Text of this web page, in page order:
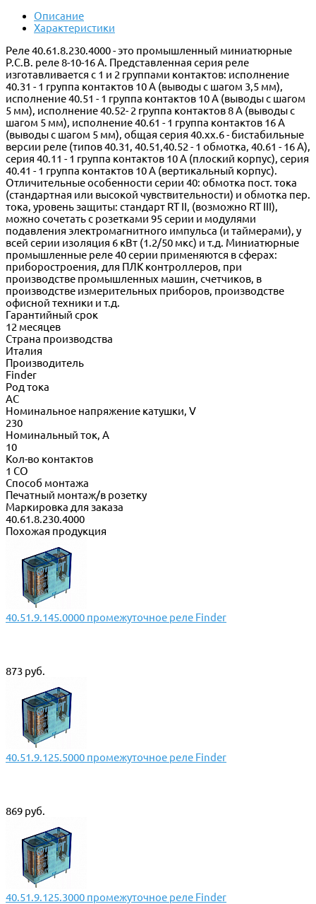
Описание
Характеристики
Реле 40.61.8.230.4000 - это промышленный миниатюрные
P.C.B. реле 8-10-16 A. Представленная серия реле
изготавливается с 1 и 2 группами контактов: исполнение
40.31 - 1 группа контактов 10 A (выводы с шагом 3,5 мм),
исполнение 40.51 - 1 группа контактов 10 A (выводы с шагом
5 мм), исполнение 40.52- 2 группа контактов 8 A (выводы с
шагом 5 мм), исполнение 40.61 - 1 группа контактов 16 A
(выводы с шагом 5 мм), общая серия 40.xx.6 - бистабильные
версии реле (типов 40.31, 40.51,40.52 - 1 обмотка, 40.61 - 16 А),
серия 40.11 - 1 группа контактов 10 A (плоский корпус), серия
40.41 - 1 группа контактов 10 A (вертикальный корпус).
Отличительные особенности серии 40: обмотка пост. тока
(стандартная или высокой чувствительности) и обмотка пер.
тока, уровень защиты: стандарт RT II, (возможно RT III),
можно сочетать с розетками 95 серии и модулями
подавления электромагнитного импульса (и таймерами), у
всей серии изоляция 6 кВт (1.2/50 мкс) и т.д. Миниатюрные
промышленные реле 40 серии применяются в сферах:
приборостроения, для ПЛК контроллеров, при
производстве промышленных машин, счетчиков, в
производстве измерительных приборов, производстве
офисной техники и т.д.
Гарантийный срок
12 месяцев
Страна производства
Италия
Производитель
Finder
Род тока
AC
Номинальное напряжение катушки, V
230
Номинальный ток, А
10
Кол-во контактов
1 CO
Способ монтажа
Печатный монтаж/в розетку
Маркировка для заказа
40.61.8.230.4000
Похожая продукция
40.51.9.145.0000 промежуточное реле Finder
873 руб.
40.51.9.125.5000 промежуточное реле Finder
869 руб.
40.51.9.125.3000 промежуточное реле Finder